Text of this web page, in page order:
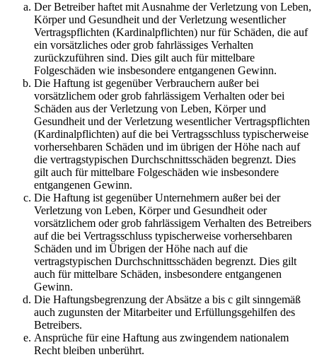
Der Betreiber haftet mit Ausnahme der Verletzung von Leben,
Körper und Gesundheit und der Verletzung wesentlicher
Vertragspflichten (Kardinalpflichten) nur für Schäden, die auf
ein vorsätzliches oder grob fahrlässiges Verhalten
zurückzuführen sind. Dies gilt auch für mittelbare
Folgeschäden wie insbesondere entgangenen Gewinn.
Die Haftung ist gegenüber Verbrauchern außer bei
vorsätzlichem oder grob fahrlässigem Verhalten oder bei
Schäden aus der Verletzung von Leben, Körper und
Gesundheit und der Verletzung wesentlicher Vertragspflichten
(Kardinalpflichten) auf die bei Vertragsschluss typischerweise
vorhersehbaren Schäden und im übrigen der Höhe nach auf
die vertragstypischen Durchschnittsschäden begrenzt. Dies
gilt auch für mittelbare Folgeschäden wie insbesondere
entgangenen Gewinn.
Die Haftung ist gegenüber Unternehmern außer bei der
Verletzung von Leben, Körper und Gesundheit oder
vorsätzlichem oder grob fahrlässigem Verhalten des Betreibers
auf die bei Vertragsschluss typischerweise vorhersehbaren
Schäden und im Übrigen der Höhe nach auf die
vertragstypischen Durchschnittsschäden begrenzt. Dies gilt
auch für mittelbare Schäden, insbesondere entgangenen
Gewinn.
Die Haftungsbegrenzung der Absätze a bis c gilt sinngemäß
auch zugunsten der Mitarbeiter und Erfüllungsgehilfen des
Betreibers.
Ansprüche für eine Haftung aus zwingendem nationalem
Recht bleiben unberührt.